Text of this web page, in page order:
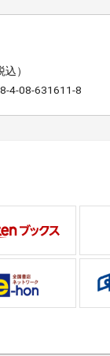
）
4-08-631611-8